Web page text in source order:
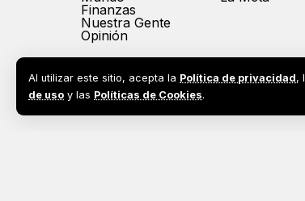
Al utilizar este sitio, acepta la Política de privacidad,
de uso y las Políticas de Cookies.
Finanzas
Nuestra Gente
Opinión